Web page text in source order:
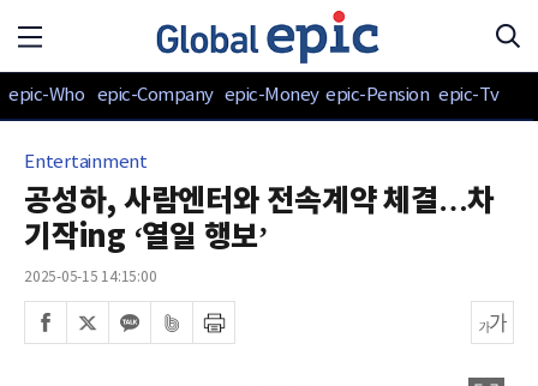
epic-Who epic-Company epic-Money epic-Pension epic-Tv
Entertainment
공성하, 사람엔터와 전속계약 체결…차
기작ing ‘열일 행보’
2025-05-15 14:15:00